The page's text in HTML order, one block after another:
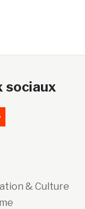
sociaux
& Culture